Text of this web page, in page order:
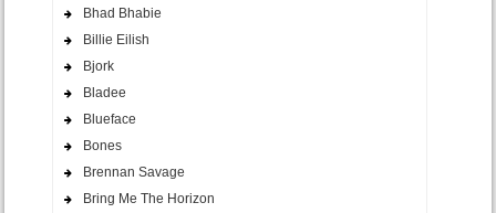
Bhad Bhabie
Billie Eilish
Bjork
Bladee
Blueface
Bones
Brennan Savage
Bring Me The Horizon